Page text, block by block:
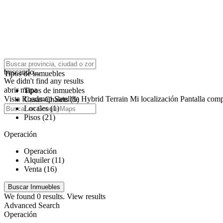
click to enable zoom
buscando...
We didn't find any results
abrir mapa
Vista Roadmap Satellite Hybrid Terrain Mi localización Pantalla
Tipos de inmuebles
Tipos de inmuebles
Casas-Chalets (5)
Locales (1)
Pisos (21)
Operación
Operación
Alquiler (11)
Venta (16)
We found 0 results. View results
Advanced Search
Operación